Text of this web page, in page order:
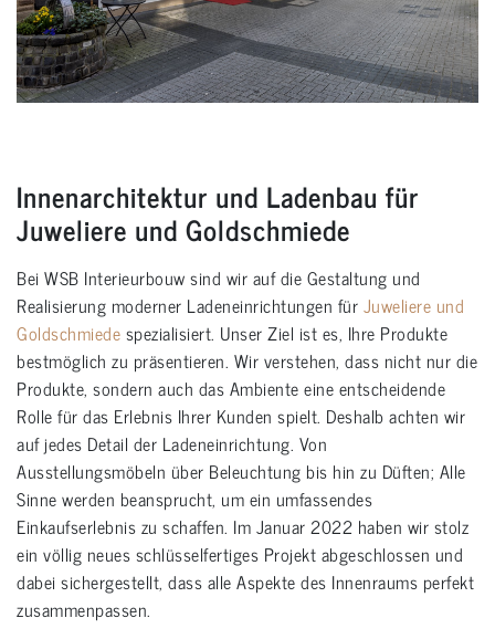
Innenarchitektur und Ladenbau für
Juweliere und Goldschmiede
Bei WSB Interieurbouw sind wir auf die Gestaltung und
Realisierung moderner Ladeneinrichtungen fürJuweliere und
Goldschmiedespezialisiert. Unser Ziel ist es, Ihre Produkte
bestmöglich zu präsentieren. Wir verstehen, dass nicht nur die
Produkte, sondern auch das Ambiente eine entscheidende
Rolle für das Erlebnis Ihrer Kunden spielt. Deshalb achten wir
auf jedes Detail der Ladeneinrichtung. Von
Ausstellungsmöbeln über Beleuchtung bis hin zu Düften; Alle
Sinne werden beansprucht, um ein umfassendes
Einkaufserlebnis zu schaffen. Im Januar 2022 haben wir stolz
ein völlig neues schlüsselfertiges Projekt abgeschlossen und
dabei sichergestellt, dass alle Aspekte des Innenraums perfekt
zusammenpassen.